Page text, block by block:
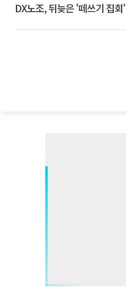
DX노조, 뒤늦은 '떼쓰기 집회'